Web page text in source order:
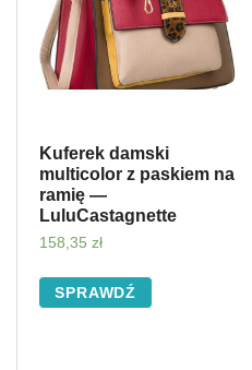
Kuferek damski
multicolor z paskiem na
ramię —
LuluCastagnette
158,35 zł
SPRAWDŹ